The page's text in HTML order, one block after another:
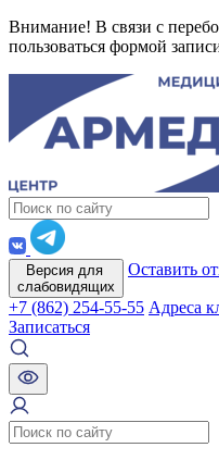
Внимание! В связи с
пользоваться формой
Версия для
слабовидящих
Оставить
+7 (862) 254-55-55 Адреса
Записаться